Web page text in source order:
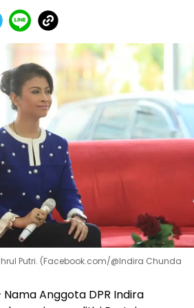
Putri. (Facebook.com/@Indira Chunda
Nama Anggota DPR Indira